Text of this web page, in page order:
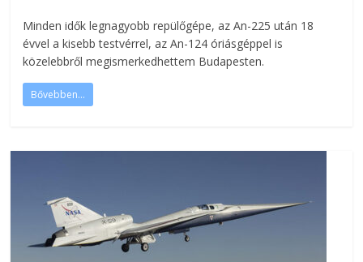
Minden idők legnagyobb repülőgépe, az An-225 után 18
évvel a kisebb testvérrel, az An-124 óriásgéppel is
közelebbről megismerkedhettem Budapesten.
Bővebben...